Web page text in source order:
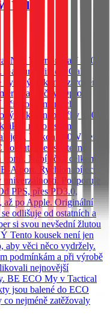
Yellow
Nett Warrior GaN 100W
Gallium Nitride, GaN
vysoký výkon a zároveň
nabíječky. Oproti
menších
výkon nabíječky 100W
iPad nebo ostatní
Výkon 100W není
utáhneš skutečně
portů. Nabíječka celkem
A port. Rychlonabíjecí
Podporuje
PPS, přes PD3.0,
až po Apple. Originální
odlišuje od ostatních a
si svou nevšední žlutou
Tento kousek není jen
aby věci něco vydržely.
podmínkám a při výrobě
nejnovější
BE ECO My v Tactical
jsou balené do ECO
co nejméně zatěžovaly